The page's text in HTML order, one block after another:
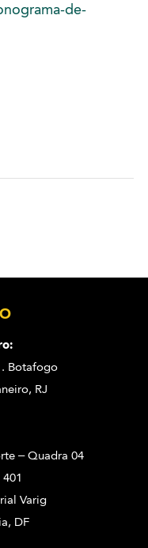
de-
. Botafogo
RJ
– Quadra 04
Varig
DF